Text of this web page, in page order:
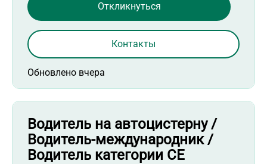
Обновлено вчера
Откликнуться
Контакты
Водитель на автоцистерну /
Водитель-международник /
Водитель категории СЕ